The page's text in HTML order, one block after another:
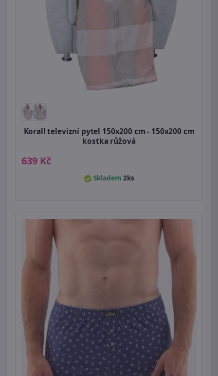
Korall televizní pytel 150x200 cm - 150x200 cm
kostka růžová
639 Kč
Skladem 2ks